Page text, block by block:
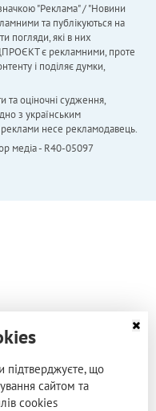
"Реклама" / "Новини
та публікуються на
погляди, які в них
є рекламними, проте
і поділяє думки,
та оціночні судження,
з українським
реклами несе рекламодавець.
медіа - R40-05097
підтверджуєте, що
сайтом та
cookies